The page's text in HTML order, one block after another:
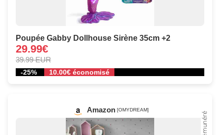
Poupée Gabby Dollhouse Sirène 35cm +2
29.99€
39.99 EUR
-25% 10.00€ économisé
Amazon [OMYDREAM]